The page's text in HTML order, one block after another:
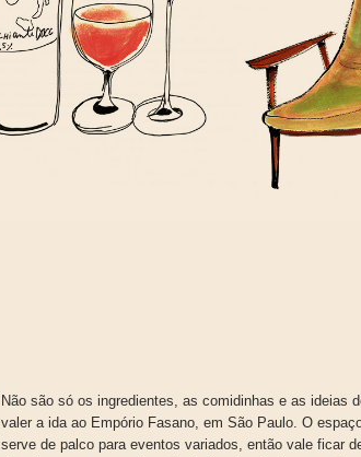
Não são só os ingredientes, as comidinhas e as ideias
valer a ida ao Empório Fasano, em São Paulo. O
serve de palco para eventos variados, então vale ficar